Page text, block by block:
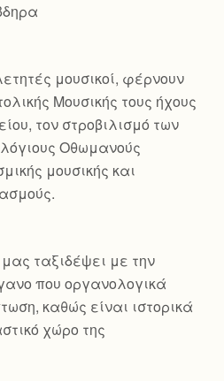
μουσικοί, φέρνουν
Μουσικής τους ήχους
τον στροβιλισμό των
Οθωμανούς
μουσικής και
ταξιδέψει με την
που οργανολογικά
καθώς είναι ιστορικά
χώρο της